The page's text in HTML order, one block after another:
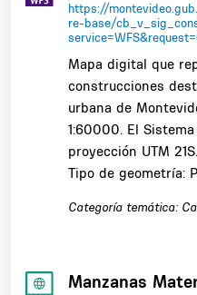
https://
re-base/
Mapa digital que
construcciones
urbana de
1:60000. El
proyección UTM
Tipo de geometría:
Categoría temática:
Manzanas